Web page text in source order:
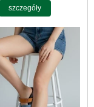
szczegóły